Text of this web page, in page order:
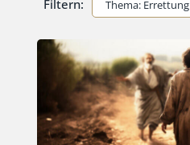
Filtern: Thema: Errettung